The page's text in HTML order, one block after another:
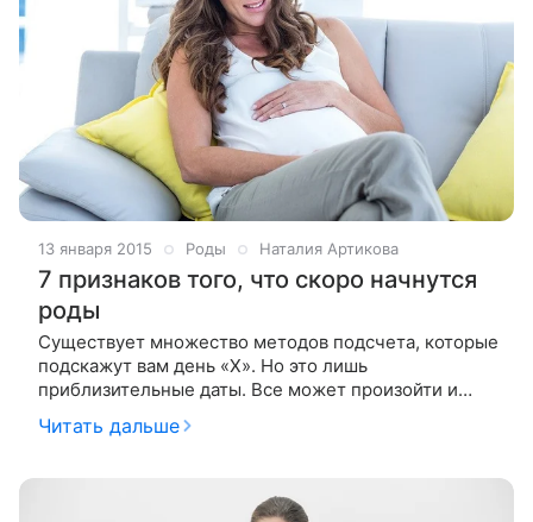
13 января 2015 Роды Наталия Артикова
7 признаков того, что скоро начнутся
роды
Существует множество методов подсчета, которые
подскажут вам день «Х». Но это лишь
приблизительные даты. Все может произойти и
немного раньше, и немного позже. Как правило,
роды не наступают внезапно. За несколько
Читать дальше